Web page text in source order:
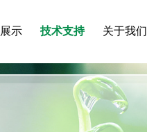
示 技术支持 关于我们